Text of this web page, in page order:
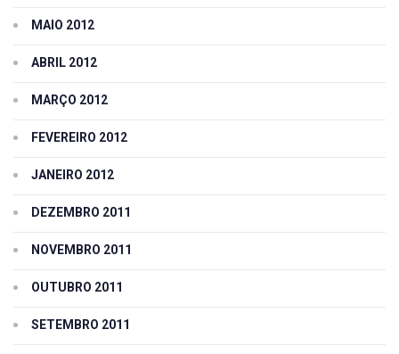
MAIO 2012
ABRIL 2012
MARÇO 2012
FEVEREIRO 2012
JANEIRO 2012
DEZEMBRO 2011
NOVEMBRO 2011
OUTUBRO 2011
SETEMBRO 2011